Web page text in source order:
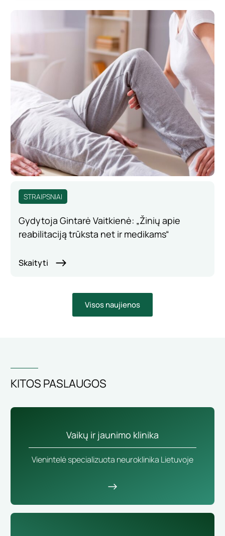
STRAIPSNIAI
Gydytoja Gintarė Vaitkienė: „Žinių apie
reabilitaciją trūksta net ir medikams“
Skaityti
Visos naujienos
KITOS PASLAUGOS
Vaikų ir jaunimo klinika
Vienintelė specializuota neuroklinika Lietuvoje